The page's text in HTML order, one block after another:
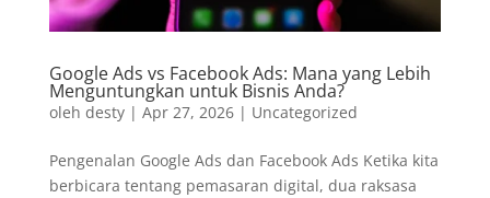
Google Ads vs Facebook Ads: Mana yang Lebih
Menguntungkan untuk Bisnis Anda?
oleh desty| Apr 27, 2026| Uncategorized
Pengenalan Google Ads dan Facebook Ads Ketika kita
berbicara tentang pemasaran digital, dua raksasa